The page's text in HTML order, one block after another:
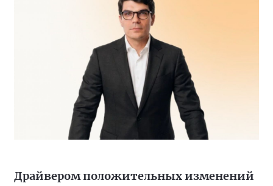
Драйвером положительных изменений